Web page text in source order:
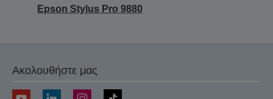
Epson Stylus Pro 9880
Ακολουθήστε μας